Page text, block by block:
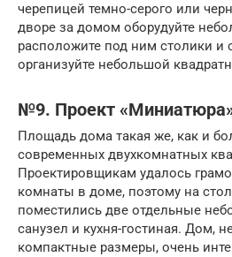
черепицей темно-серого или
дворе за домом оборудуйте
расположите под ним столики и
организуйте небольшой
№9. Проект
Площадь дома такая же, как и
современных двухкомнатных
Проектировщикам удалось
комнаты в доме, поэтому на
поместились две отдельные
санузел и кухня-гостиная. Дом,
компактные размеры, очень